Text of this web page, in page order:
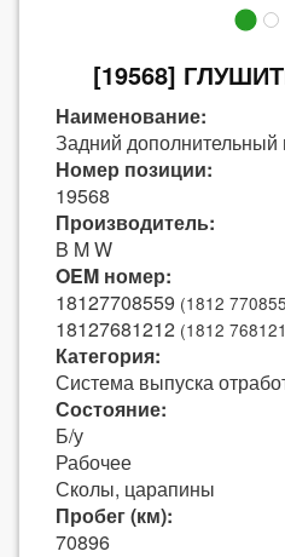
[19568]
Наименование:
Задний дополнительный
Номер позиции:
19568
Производитель:
B M W
OEM номер:
18127708559 (1812
18127681212 (1812
Категория:
Система выпуска
Состояние:
Б/у
Рабочее
Сколы, царапины
Пробег (км):
70896